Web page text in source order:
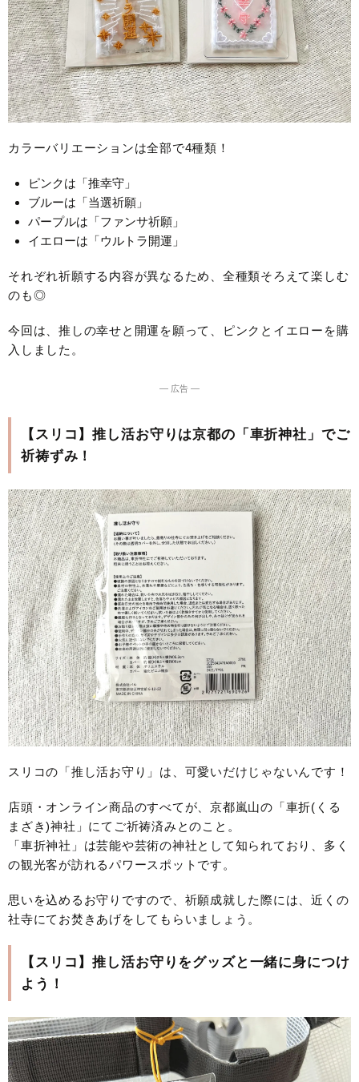
カラーバリエーションは全部で4種類！
ピンクは「推幸守」
ブルーは「当選祈願」
パープルは「ファンサ祈願」
イエローは「ウルトラ開運」
それぞれ祈願する内容が異なるため、全種類そろえて楽しむ
のも◎
今回は、推しの幸せと開運を願って、ピンクとイエローを購
入しました。
― 広告 ―
【スリコ】推し活お守りは京都の「車折神社」でご
祈祷ずみ！
スリコの「推し活お守り」は、可愛いだけじゃないんです！
店頭・オンライン商品のすべてが、京都嵐山の「車折(くる
まざき)神社」にてご祈祷済みとのこと。
「車折神社」は芸能や芸術の神社として知られており、多く
の観光客が訪れるパワースポットです。
思いを込めるお守りですので、祈願成就した際には、近くの
社寺にてお焚きあげをしてもらいましょう。
【スリコ】推し活お守りをグッズと一緒に身につけ
よう！